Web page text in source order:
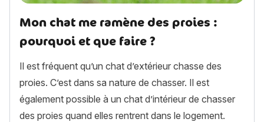
Mon chat me ramène des proies :
pourquoi et que faire ?
Il est fréquent qu’un chat d’extérieur chasse des
proies. C’est dans sa nature de chasser. Il est
également possible à un chat d’intérieur de chasser
des proies quand elles rentrent dans le logement.